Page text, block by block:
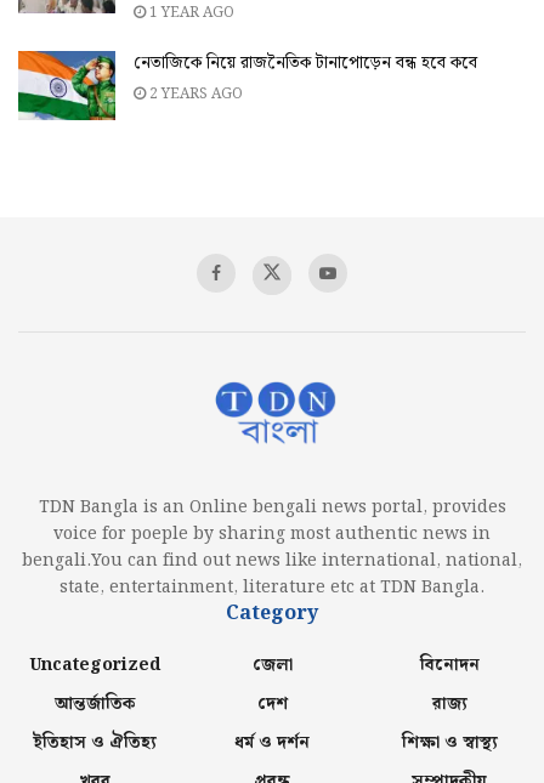
1 YEAR AGO
নেতাজিকে নিয়ে রাজনৈতিক টানাপোড়েন বন্ধ হবে কবে
2 YEARS AGO
TDN Bangla is an Online bengali news portal, provides
voice for poeple by sharing most authentic news in
bengali.You can find out news like international, national,
state, entertainment, literature etc at TDN Bangla.
Category
Uncategorized
আন্তর্জাতিক
ইতিহাস ও ঐতিহ্য
জেলা
দেশ
ধর্ম ও দর্শন
বিনোদন
রাজ্য
শিক্ষা ও স্বাস্থ্য